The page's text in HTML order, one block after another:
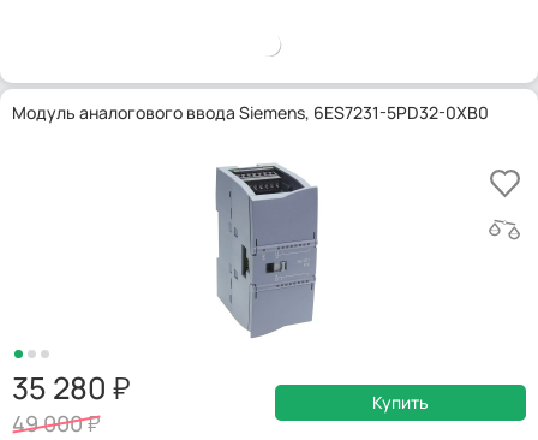
Модуль аналогового ввода Siemens, 6ES7231-5PD32-0XB0
35 280
49 000
Купить